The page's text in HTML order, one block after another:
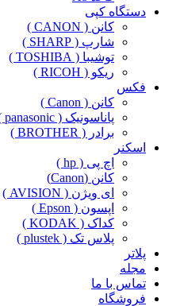
دستگاه کپی
کانن ( CANON )
شارپ ( SHARP )
توشیبا ( TOSHIBA )
ریکو ( RICOH )
فکس
کانن ( Canon )
پاناسونیک ( panasonic )
برادر ( BROTHER )
اسکنر
اچ پی ( hp )
کانن (Canon)
ای ویژن ( AVISION )
اپسون ( Epson )
کداک ( KODAK )
پلاس تک ( plustek )
پلاتر
مجله
تماس با ما
فروشگاه